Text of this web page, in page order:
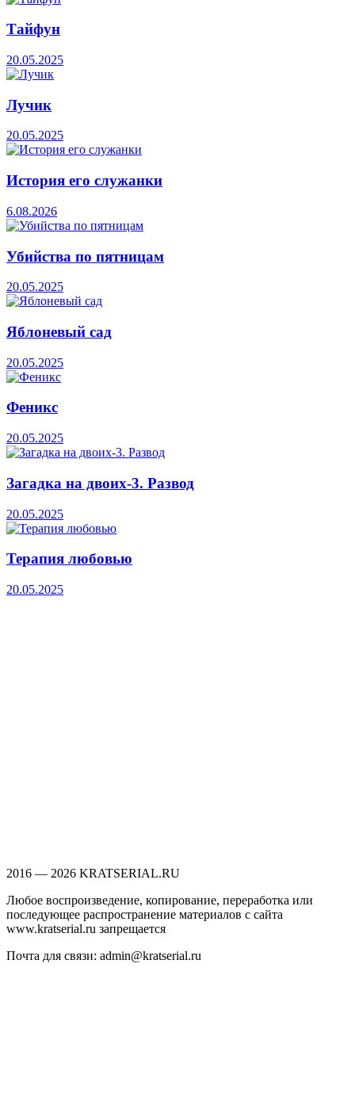
Тайфун
20.05.2025
Лучик
20.05.2025
История его служанки
6.08.2026
Убийства по пятницам
20.05.2025
Яблоневый сад
20.05.2025
Феникс
20.05.2025
Загадка на двоих-3. Развод
20.05.2025
Терапия любовью
20.05.2025
2016 — 2026 KRATSERIAL.RU
Любое воспроизведение, копирование, переработка или
последующее распространение материалов с сайта
www.kratserial.ru запрещается
Почта для связи: admin@kratserial.ru